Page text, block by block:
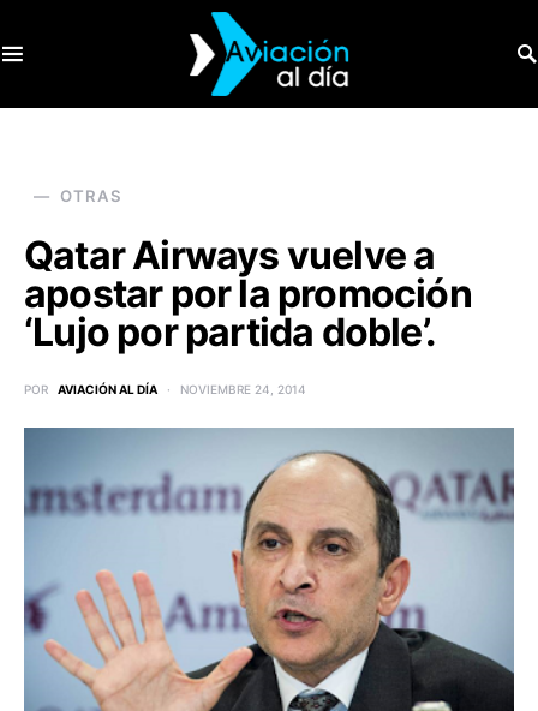
OTRAS
Qatar Airways vuelve a
apostar por la promoción
‘Lujo por partida doble’.
POR AVIACIÓN AL DÍA NOVIEMBRE 24, 2014